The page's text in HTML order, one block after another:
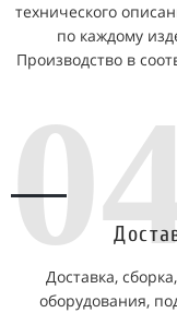
технического
по каждому
Производство в
Доставка,
оборудования,